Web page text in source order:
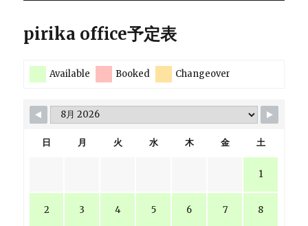
pirika office予定表
Available Booked Changeover
日 月 火 水 木 金 土
1
2 3 4 5 6 7 8